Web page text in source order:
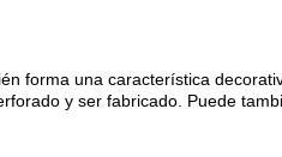
forma una característica
y ser fabricado. Puede